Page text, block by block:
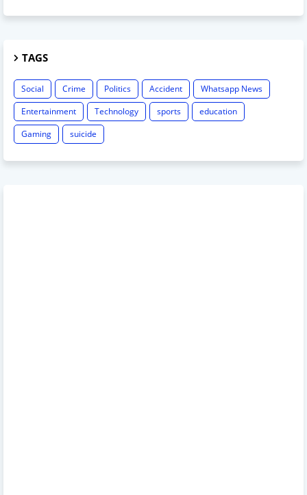
TAGS
Social Crime Politics Accident
Whatsapp News
Entertainment
Technology sports
education
Gaming
suicide